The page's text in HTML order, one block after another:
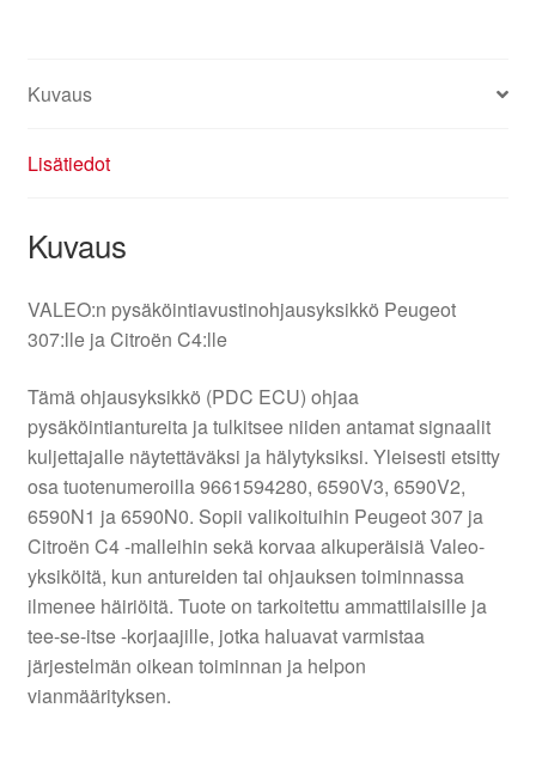
Kuvaus
Lisätiedot
Kuvaus
VALEO:n pysäköintiavustinohjausyksikkö Peugeot
307:lle ja Citroën C4:lle
Tämä ohjausyksikkö (PDC ECU) ohjaa
pysäköintiantureita ja tulkitsee niiden antamat signaalit
kuljettajalle näytettäväksi ja hälytyksiksi. Yleisesti etsitty
osa tuotenumeroilla 9661594280, 6590V3, 6590V2,
6590N1 ja 6590N0. Sopii valikoituihin Peugeot 307 ja
Citroën C4 -malleihin sekä korvaa alkuperäisiä Valeo-
yksiköitä, kun antureiden tai ohjauksen toiminnassa
ilmenee häiriöitä. Tuote on tarkoitettu ammattilaisille ja
tee-se-itse -korjaajille, jotka haluavat varmistaa
järjestelmän oikean toiminnan ja helpon
vianmäärityksen.